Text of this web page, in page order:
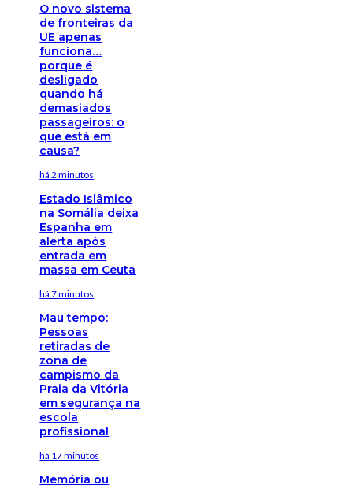
O novo sistema
de fronteiras da
UE apenas
funciona…
porque é
desligado
quando há
demasiados
passageiros: o
que está em
causa?
há 2 minutos
Estado Islâmico
na Somália deixa
Espanha em
alerta após
entrada em
massa em Ceuta
há 7 minutos
Mau tempo:
Pessoas
retiradas de
zona de
campismo da
Praia da Vitória
em segurança na
escola
profissional
há 17 minutos
Memória ou